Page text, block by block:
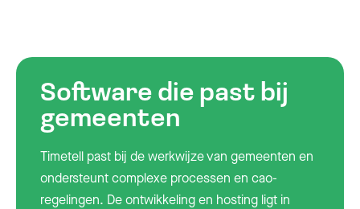
Software die past bij
gemeenten
Timetell past bij de werkwijze van gemeenten en
ondersteunt complexe processen en cao-
regelingen. De ontwikkeling en hosting ligt in